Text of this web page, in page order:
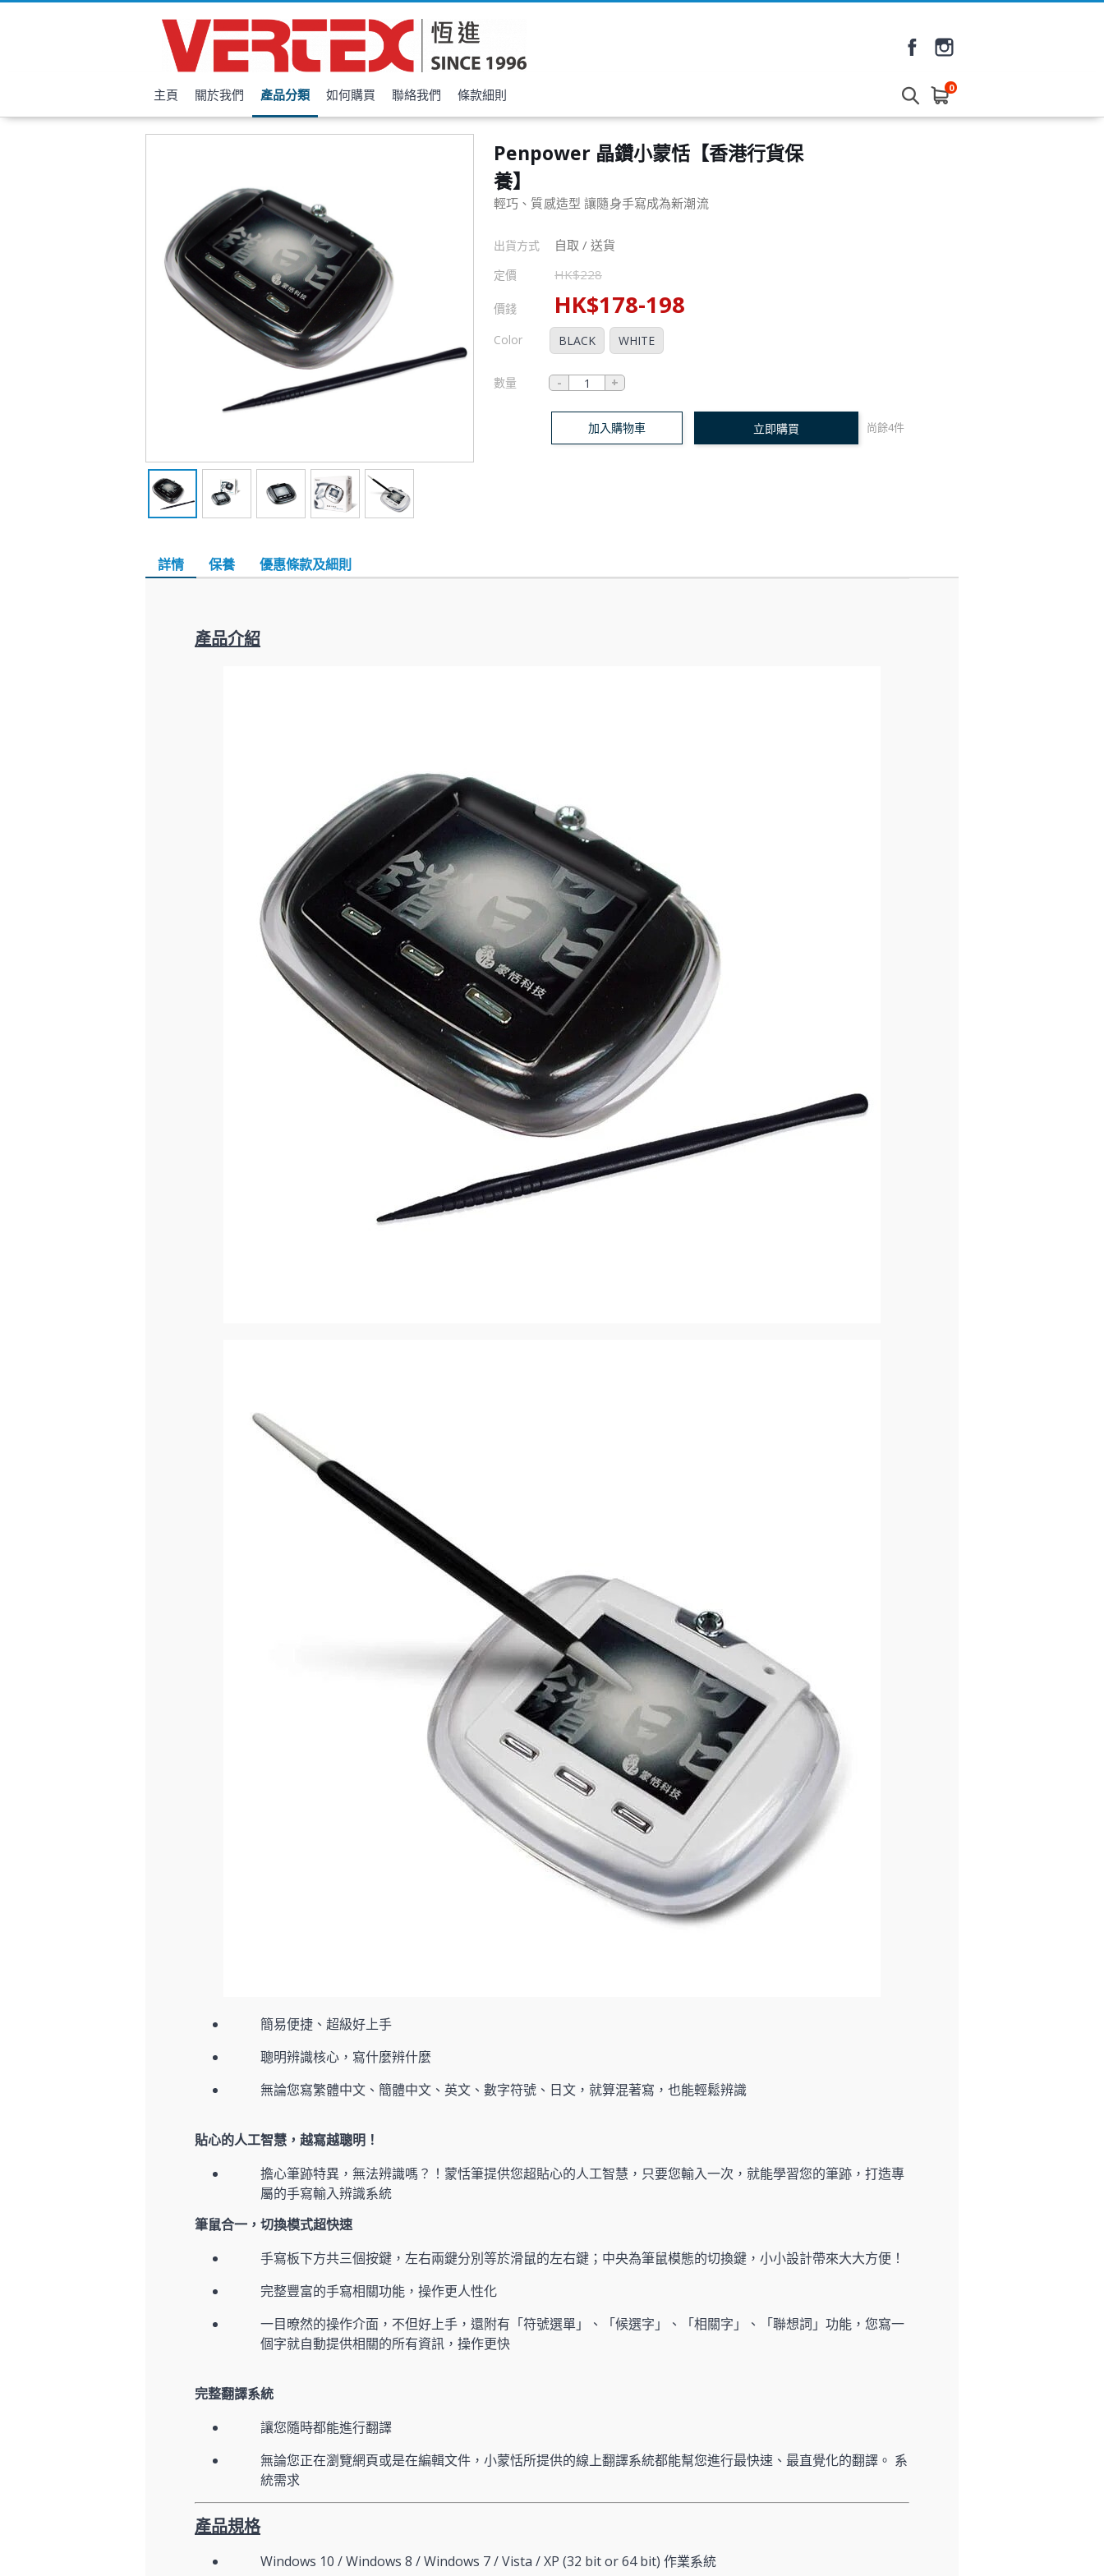
主頁 關於我們 產品分類 如何購買 聯絡我們 條款細則 0
Penpower 晶鑽小蒙恬【香港行貨保
養】
輕巧、質感造型 讓隨身手寫成為新潮流
出貨方式 自取 / 送貨
定價 HK$228
價錢 HK$178-198
Color BLACK WHITE
數量
加入購物車 立即購買 尚餘4件
詳情 保養 優惠條款及細則
產品介紹
簡易便捷、超級好上手
聰明辨識核心，寫什麼辨什麼
無論您寫繁體中文、簡體中文、英文、數字符號、日文，就算混著寫，也能輕鬆辨識
貼心的人工智慧，越寫越聰明！
擔心筆跡特異，無法辨識嗎？！蒙恬筆提供您超貼心的人工智慧，只要您輸入一次，就能學習您的筆跡，打造專
屬的手寫輸入辨識系統
筆鼠合一，切換模式超快速
手寫板下方共三個按鍵，左右兩鍵分別等於滑鼠的左右鍵；中央為筆鼠模態的切換鍵，小小設計帶來大大方便！
完整豐富的手寫相關功能，操作更人性化
一目暸然的操作介面，不但好上手，還附有「符號選單」、「候選字」、「相關字」、「聯想詞」功能，您寫一
個字就自動提供相關的所有資訊，操作更快
完整翻譯系統
讓您隨時都能進行翻譯
無論您正在瀏覽網頁或是在編輯文件，小蒙恬所提供的線上翻譯系統都能幫您進行最快速、最直覺化的翻譯。 系
統需求
產品規格
Windows 10 / Windows 8 / Windows 7 / Vista / XP (32 bit or 64 bit) 作業系統